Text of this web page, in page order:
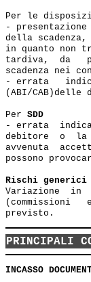
Per le
-
della
in quanto non
tardiva,  da
scadenza nei
- errata
(ABI/
Per SDD
- errata
debitore  o  la
avvenuta
possono
Rischi generici
Variazione  in
(commissioni
PRINCIPALI
INCASSO